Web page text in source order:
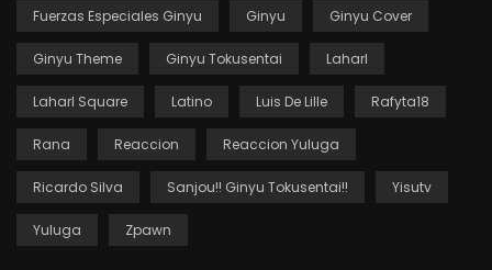
Fuerzas Especiales Ginyu Ginyu Ginyu Cover
Ginyu Theme Ginyu Tokusentai Laharl
Laharl Square Latino Luis De Lille Rafyta18
Rana Reaccion Reaccion Yuluga
Ricardo Silva Sanjou!! Ginyu Tokusentai!! Yisutv
Yuluga Zpawn